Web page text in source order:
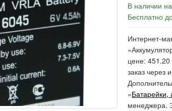
В наличии
Бесплатно
Интернет-
цене:
заказ через
«Батарейки,
менеджера.